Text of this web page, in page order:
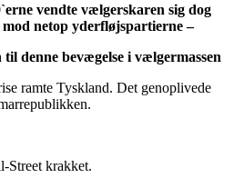
vendte vælgerskaren sig dog
mod netop yderfløjspartierne –
denne bevægelse i vælgermassen
ramte Tyskland. Det genoplivede
Street krakket.